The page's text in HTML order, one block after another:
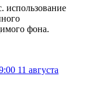
использование
фона.
11 августа